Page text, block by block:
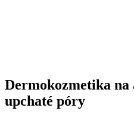
Dermokozmetika
upchaté póry